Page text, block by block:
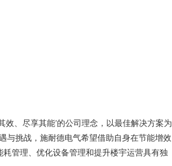
、尽享其能’的公司理念，以最佳解决方案为
与挑战，施耐德电气希望借助自身在节能增效
管理、优化设备管理和提升楼宇运营具有独